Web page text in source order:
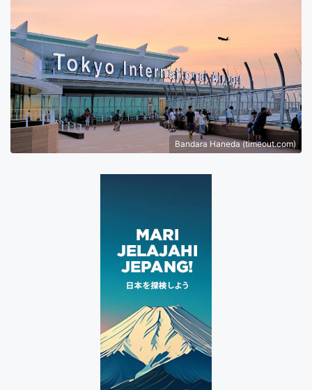
Bandara Haneda (timeout.com)